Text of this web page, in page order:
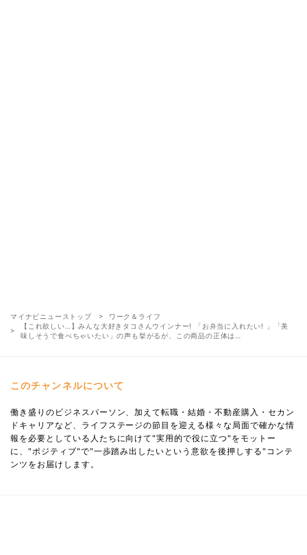
マイナビニューストップ
ワーク＆ライフ
【これ欲しい…】みんな大好きタコさんウインナー! 「お弁当に入れたい! 」「美
味しそうで食べちゃいたい」の声も挙がるが、この商品の正体は…
このチャンネルについて
働き盛りのビジネスパーソン、加えて転職・結婚・不動産購入・セカン
ドキャリアなど、ライフステージの節目を迎える様々な局面で確かな情
報を必要としている人たちに向けて"実用的で役に立つ"をモットー
に、"ポジティブ"で"一歩踏み出したいという意欲を後押しする"コンテ
ンツをお届けします。